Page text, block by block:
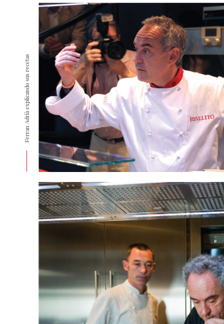
Ferran Adrià explicando sus recetas